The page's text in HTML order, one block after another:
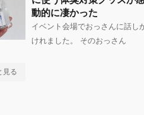
動的に凄かった
イベント会場でおっさんに話し
けれました。 そのおっさん
見る